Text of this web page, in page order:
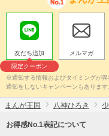
友だち追加
限定クーポン
メルマガ
※通知する情報およびタイミングが
通知をしないキャンペーンもあります
まんが王国 八神ひろき
お得感No.1表記について